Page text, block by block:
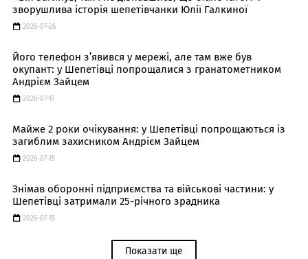
зворушлива історія шепетівчанки Юлії Галкиної
2026-07-26
Його телефон з’явився у мережі, але там вже був
окупант: у Шепетівці попрощалися з гранатометником
Андрієм Зайцем
2026-07-17
Майже 2 роки очікування: у Шепетівці попрощаються із
загиблим захисником Андрієм Зайцем
2026-07-15
Знімав оборонні підприємства та військові частини: у
Шепетівці затримали 25-річного зрадника
2026-07-15
Показати ще